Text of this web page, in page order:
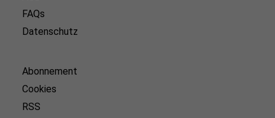
FAQs
Datenschutz
Abonnement
Cookies
RSS